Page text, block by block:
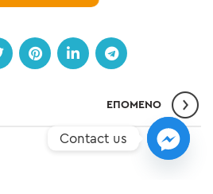
ΕΠΌΜΕΝO
Contact us